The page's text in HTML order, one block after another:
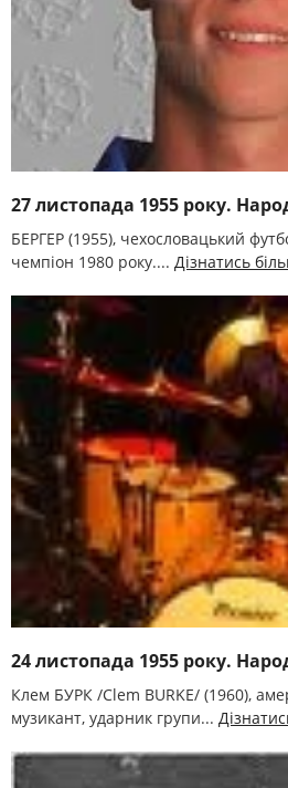
27 листопада 1955 року.
БЕРГЕР (1955), чехословацький
чемпіон 1980 року.... Дізнатись
24 листопада 1955 року.
Клем БУРК /Clem BURKE/ (1960),
музикант, ударник групи...